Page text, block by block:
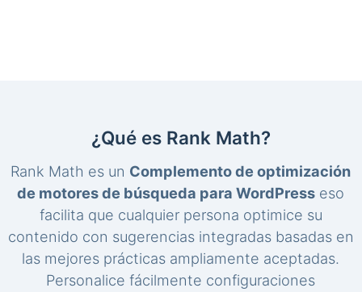
¿Qué es Rank Math?
Rank Math es un Complemento de optimización
de motores de búsqueda para WordPress eso
facilita que cualquier persona optimice su
contenido con sugerencias integradas basadas en
las mejores prácticas ampliamente aceptadas.
Personalice fácilmente configuraciones